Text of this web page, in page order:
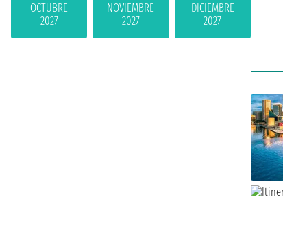
OCTUBRE
2027
NOVIEMBRE
2027
DICIEMBRE
2027